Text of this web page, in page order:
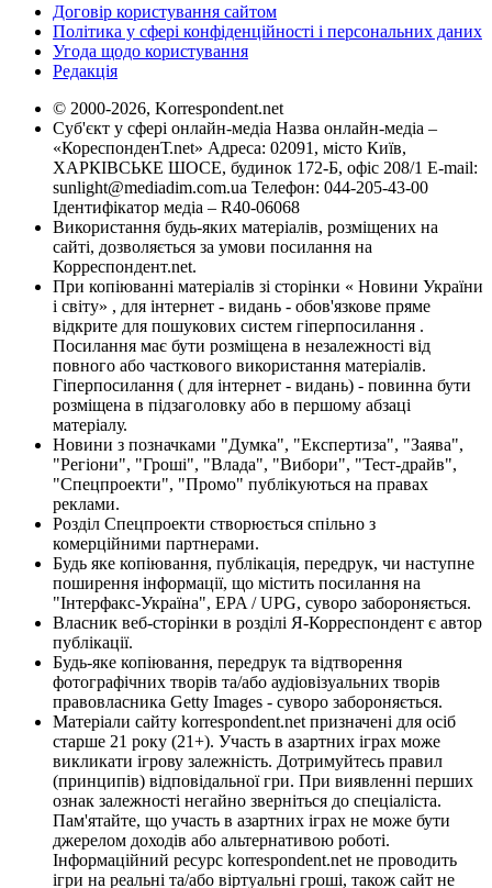
Договір користування сайтом
Політика у сфері конфіденційності і персональних даних
Угода щодо користування
Редакція
© 2000-2026, Korrespondent.net
Суб'єкт у сфері онлайн-медіа Назва онлайн-медіа –
«КореспонденТ.net» Адреса: 02091, місто Київ,
ХАРКІВСЬКЕ ШОСЕ, будинок 172-Б, офіс 208/1 E-mail:
sunlight@mediadim.com.ua Телефон: 044-205-43-00
Ідентифікатор медіа – R40-06068
Використання будь-яких матеріалів, розміщених на
сайті, дозволяється за умови посилання на
Корреспондент.net.
При копіюванні матеріалів зі сторінки « Новини України
і світу» , для інтернет - видань - обов'язкове пряме
відкрите для пошукових систем гіперпосилання .
Посилання має бути розміщена в незалежності від
повного або часткового використання матеріалів.
Гіперпосилання ( для інтернет - видань) - повинна бути
розміщена в підзаголовку або в першому абзаці
матеріалу.
Новини з позначками "Думка", "Експертиза", "Заява",
"Регіони", "Гроші", "Влада", "Вибори", "Тест-драйв",
"Спецпроекти", "Промо" публікуються на правах
реклами.
Розділ Спецпроекти створюється спільно з
комерційними партнерами.
Будь яке копіювання, публікація, передрук, чи наступне
поширення інформації, що містить посилання на
"Інтерфакс-Україна", EPA / UPG, суворо забороняється.
Власник веб-сторінки в розділі Я-Корреспондент є автор
публікації.
Будь-яке копіювання, передрук та відтворення
фотографічних творів та/або аудіовізуальних творів
правовласника Getty Images - суворо забороняється.
Матеріали сайту korrespondent.net призначені для осіб
старше 21 року (21+). Участь в азартних іграх може
викликати ігрову залежність. Дотримуйтесь правил
(принципів) відповідальної гри. При виявленні перших
ознак залежності негайно зверніться до спеціаліста.
Пам'ятайте, що участь в азартних іграх не може бути
джерелом доходів або альтернативою роботі.
Інформаційний ресурс korrespondent.net не проводить
ігри на реальні та/або віртуальні гроші, також сайт не